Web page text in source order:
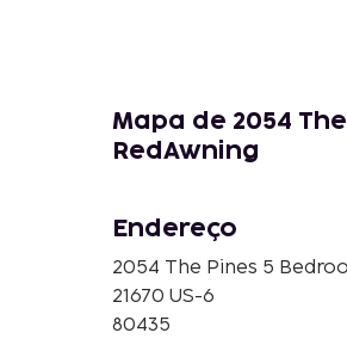
Mapa de 2054
RedAwning
Endereço
2054 The Pines 5
21670 US-6
80435